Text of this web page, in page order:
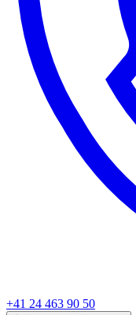
+41 24 463 90 50